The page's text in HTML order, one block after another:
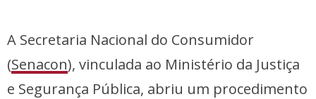
A Secretaria Nacional do Consumidor
(Senacon), vinculada ao Ministério da Justiça
e Segurança Pública, abriu um procedimento